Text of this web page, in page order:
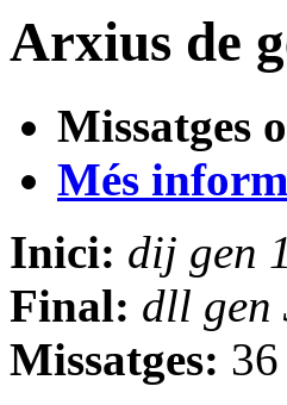
Arxius de
Missatges
Més
Inici: dij gen
Final: dll gen
Missatges: 36